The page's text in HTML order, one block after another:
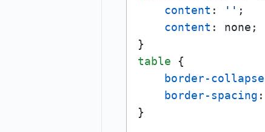
content : '' ;
content : none;
table {
border-collapse
border-spacing :